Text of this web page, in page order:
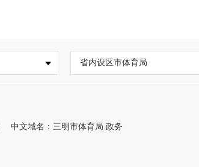
省内设区市体育局
中文域名：三明市体育局.政务